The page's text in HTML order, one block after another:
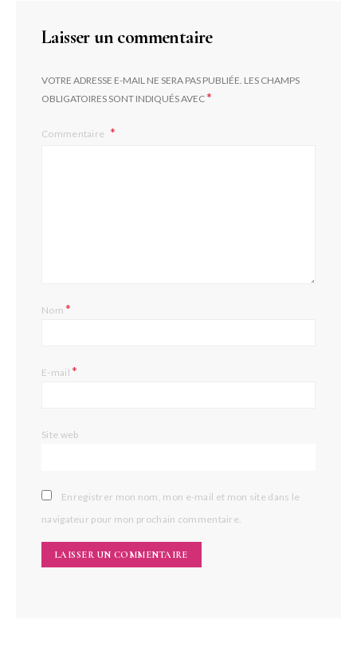
Laisser un commentaire
VOTRE ADRESSE E-MAIL NE SERA PAS PUBLIÉE. LES CHAMPS
OBLIGATOIRES SONT INDIQUÉS AVEC*
Commentaire
Nom*
E-mail*
Site web
Enregistrer mon nom, mon e-mail et mon site dans le
navigateur pour mon prochain commentaire.